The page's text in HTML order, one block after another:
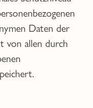
Daten der
von allen durch